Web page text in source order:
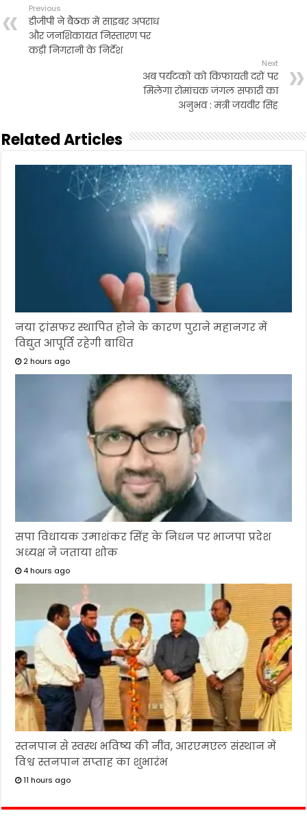
Previous
डीजीपी ने बैठक में साइबर अपराध
और जनशिकायत निस्तारण पर
कड़ी निगरानी के निर्देश
Next
अब पर्यटकों को किफायती दरों पर
मिलेगा रोमांचक जंगल सफारी का
अनुभव : मंत्री जयवीर सिंह
Related Articles
नया ट्रांसफर स्थापित होने के कारण पुराने महानगर में
विद्युत आपूर्ति रहेगी बाधित
2 hours ago
सपा विधायक उमाशंकर सिंह के निधन पर भाजपा प्रदेश
अध्यक्ष ने जताया शोक
4 hours ago
स्तनपान से स्वस्थ भविष्य की नींव, आरएमएल संस्थान में
विश्व स्तनपान सप्ताह का शुभारंभ
11 hours ago